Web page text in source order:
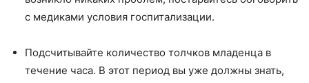
с медиками условия госпитализации.
Подсчитывайте количество толчков младенца в
течение часа. В этот период вы уже должны знать,